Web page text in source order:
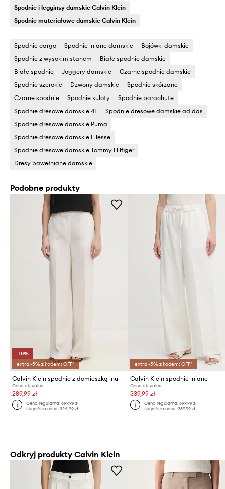
Spodnie i legginsy damskie Calvin Klein
Spodnie materiałowe damskie Calvin Klein
Spodnie cargo Spodnie lniane damskie
Bojówki damskie
Spodnie z wysokim stanem
Białe spodnie damskie
Białe spodnie
Joggery damskie
Czarne spodnie damskie
Spodnie szerokie
Dzwony damskie
Spodnie skórzane
Czarne spodnie
Spodnie kuloty
Spodnie parachute
Spodnie dresowe damskie 4F
Spodnie dresowe damskie adidas
Spodnie dresowe damskie Puma
Spodnie dresowe damskie Ellesse
Spodnie dresowe damskie Tommy Hilfiger
Dresy bawełniane damskie
Podobne produkty
-10%
extra -5% z kodem: OFF*
Calvin Klein spodnie z domieszką lnu
Cena aktualna:
289,99 zł
Cena regularna:699,99 zł
Najniższa cena:324,99 zł
extra -5% z kodem: OFF*
Calvin Klein spodnie lniane
Cena aktualna:
339,99 zł
Cena regularna: 699,99 zł
Najniższa cena: 359,99 zł
Odkryj produkty Calvin Klein